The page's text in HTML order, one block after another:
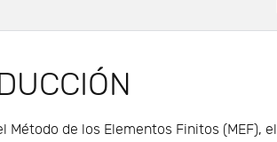
Método de los Elementos Finitos (MEF),